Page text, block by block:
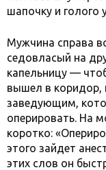
шапочку и голого
Мужчина справа
седовласый на
капельницу —
вышел в коридор,
заведующим,
оперировать. На
коротко:
этого зайдет
этих слов он